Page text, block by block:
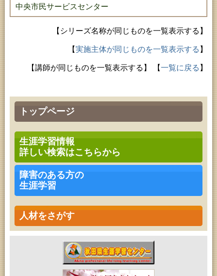
トップページ
生涯学習情報
詳しい検索はこちらから
障害のある方の
生涯学習
人材をさがす
中央市民サービスセンター
【シリーズ名称が同じものを一覧表示する】
【実施主体が同じものを一覧表示する 】
【講師が同じものを一覧表示する】 【一覧に戻る 】